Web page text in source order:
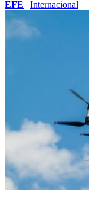
EFE | Internacional